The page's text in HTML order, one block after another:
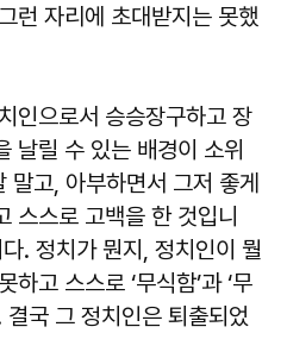
런 자리에 초대받지는 못했
인으로서 승승장구하고 장
날릴 수 있는 배경이 소위
말고, 아부하면서 그저 좋게
스스로 고백을 한 것입니
. 정치가 뭔지, 정치인이 뭘
고 스스로 ‘무식함’과 ‘무
결국 그 정치인은 퇴출되었